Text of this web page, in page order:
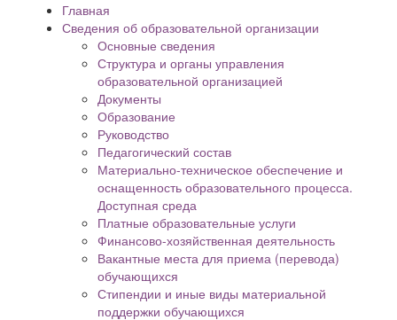
Главная
Сведения об образовательной организации
Основные сведения
Структура и органы управления
образовательной организацией
Документы
Образование
Руководство
Педагогический состав
Материально-техническое обеспечение и
оснащенность образовательного процесса.
Доступная среда
Платные образовательные услуги
Финансово-хозяйственная деятельность
Вакантные места для приема (перевода)
обучающихся
Стипендии и иные виды материальной
поддержки обучающихся